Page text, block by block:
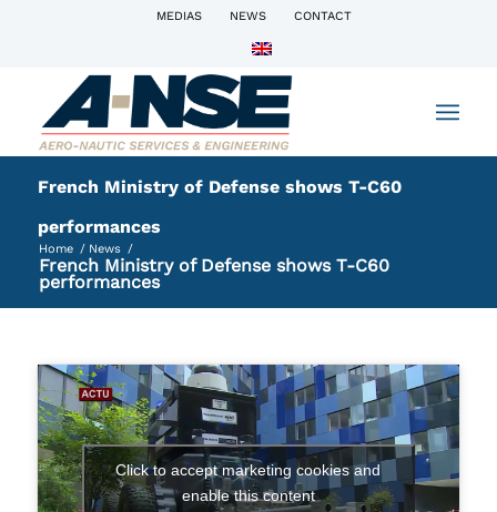
MEDIAS NEWS CONTACT
French Ministry of Defense shows T-C60
performances
Home / News /
French Ministry of Defense shows T-C60
performances
Click to accept marketing cookies and
enable this content